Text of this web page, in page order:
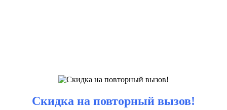
Скидка на повторный вызов!